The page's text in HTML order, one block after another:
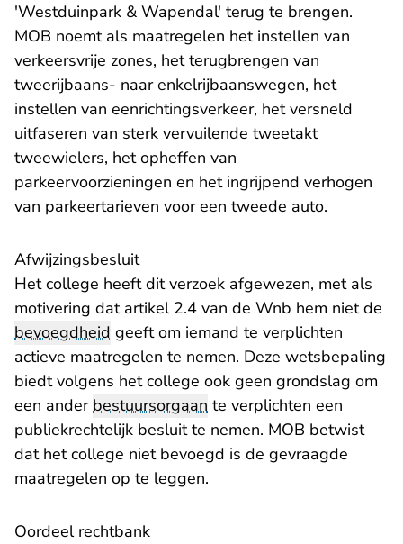
'Westduinpark & Wapendal' terug te brengen.
MOB noemt als maatregelen het instellen van
verkeersvrije zones, het terugbrengen van
tweerijbaans- naar enkelrijbaanswegen, het
instellen van eenrichtingsverkeer, het versneld
uitfaseren van sterk vervuilende tweetakt
tweewielers, het opheffen van
parkeervoorzieningen en het ingrijpend verhogen
van parkeertarieven voor een tweede auto.
Afwijzingsbesluit
Het college heeft dit verzoek afgewezen, met als
motivering dat artikel 2.4 van de Wnb hem niet de
bevoegdheid geeft om iemand te verplichten
actieve maatregelen te nemen. Deze wetsbepaling
biedt volgens het college ook geen grondslag om
een anderbestuursorgaan te verplichten een
publiekrechtelijk besluit te nemen. MOB betwist
dat het college niet bevoegd is de gevraagde
maatregelen op te leggen.
Oordeel rechtbank